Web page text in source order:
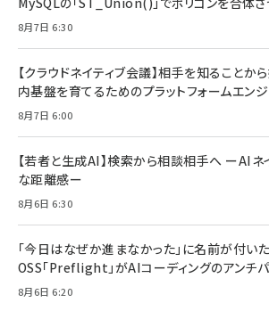
8月7日 6:30
【クラウドネイティブ会議】相手を知ることか
内基盤を育てるためのプラットフォームエン
8月7日 6:00
【若者と生成AI】検索から相談相手へ ーAIネ
な距離感ー
8月6日 6:30
「今日はなぜか進まなかった」に名前が付い
OSS「Preflight」がAIコーディングのアンチ
8月6日 6:20